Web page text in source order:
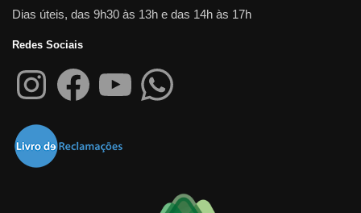
Dias úteis, das 9h30 às 13h e das 14h às 17h
Redes Sociais